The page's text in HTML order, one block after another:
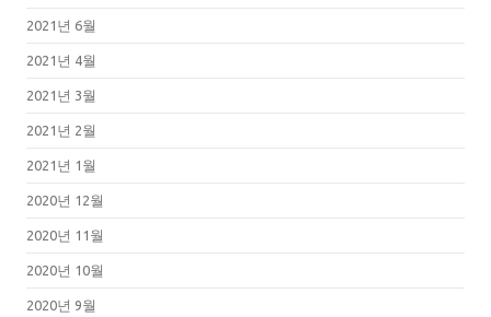
2021년 6월
2021년 4월
2021년 3월
2021년 2월
2021년 1월
2020년 12월
2020년 11월
2020년 10월
2020년 9월